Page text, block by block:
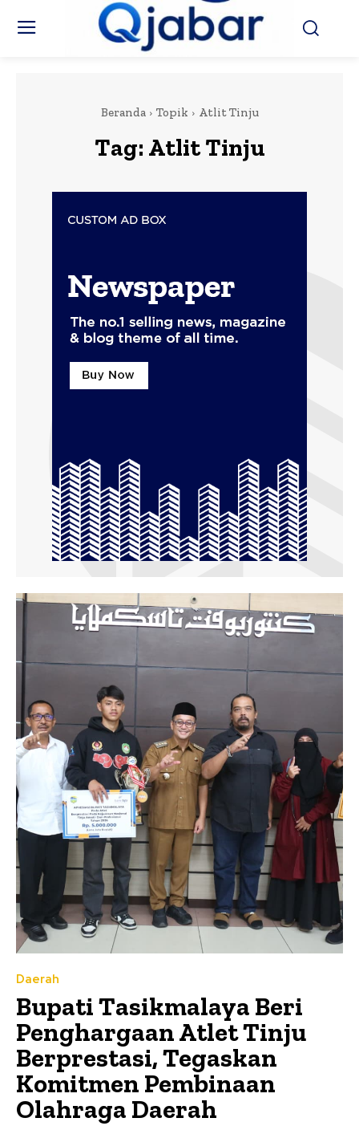
Beranda Topik Atlit Tinju
Tag: Atlit Tinju
Daerah
Bupati Tasikmalaya Beri
Penghargaan Atlet Tinju
Berprestasi, Tegaskan
Komitmen Pembinaan
Olahraga Daerah